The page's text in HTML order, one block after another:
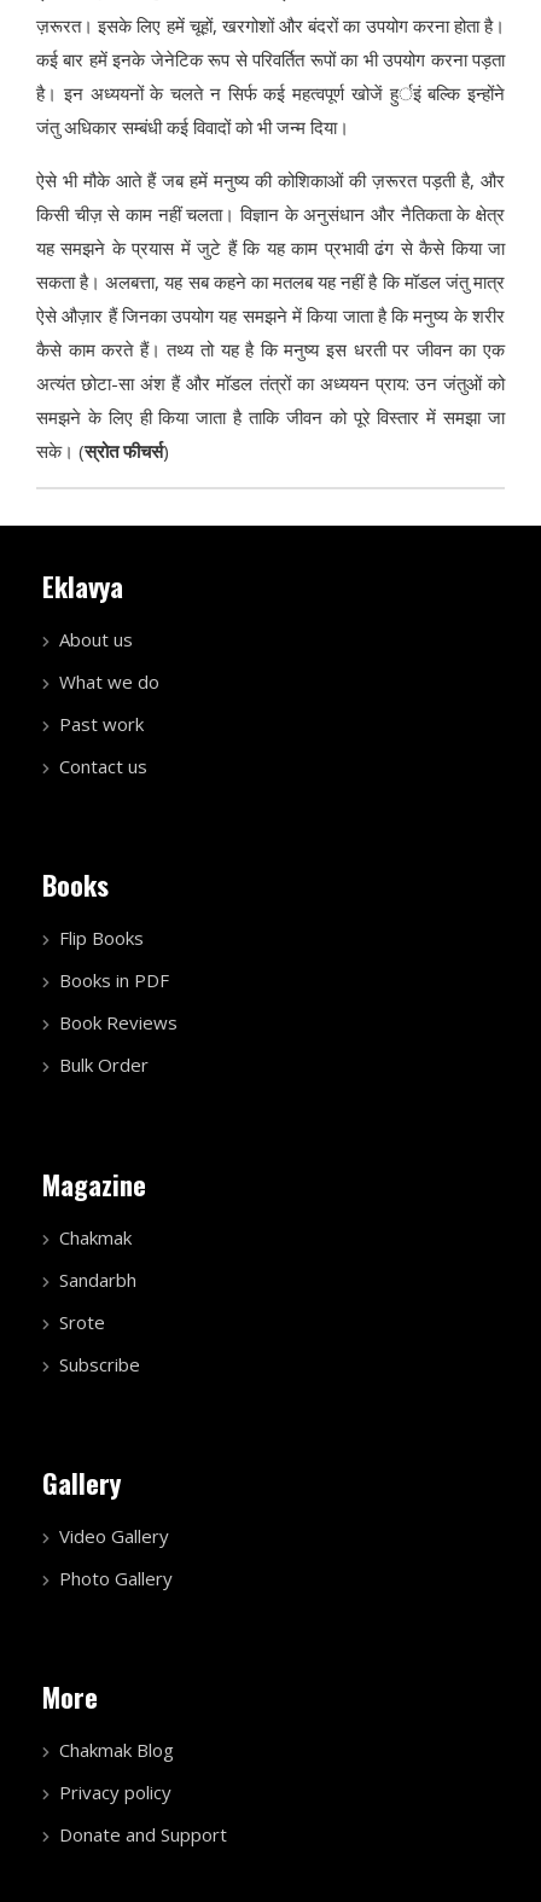
ज़रूरत। इसके लिए हमें चूहों, खरगोशों और बंदरों का उपयोग करना होता है।
कई बार हमें इनके जेनेटिक रूप से परिवर्तित रूपों का भी उपयोग करना पड़ता
है। इन अध्ययनों के चलते न सिर्फ कई महत्वपूर्ण खोजें हुर्इं बल्कि इन्होंने
जंतु अधिकार सम्बंधी कई विवादों को भी जन्म दिया।
ऐसे भी मौके आते हैं जब हमें मनुष्य की कोशिकाओं की ज़रूरत पड़ती है, और
किसी चीज़ से काम नहीं चलता। विज्ञान के अनुसंधान और नैतिकता के क्षेत्र
यह समझने के प्रयास में जुटे हैं कि यह काम प्रभावी ढंग से कैसे किया जा
सकता है। अलबत्ता, यह सब कहने का मतलब यह नहीं है कि मॉडल जंतु मात्र
ऐसे औज़ार हैं जिनका उपयोग यह समझने में किया जाता है कि मनुष्य के शरीर
कैसे काम करते हैं। तथ्य तो यह है कि मनुष्य इस धरती पर जीवन का एक
अत्यंत छोटा-सा अंश हैं और मॉडल तंत्रों का अध्ययन प्राय: उन जंतुओं को
समझने के लिए ही किया जाता है ताकि जीवन को पूरे विस्तार में समझा जा
सके। (स्रोत फीचर्स)
Eklavya
About us
What we do
Past work
Contact us
Books
Flip Books
Books in PDF
Book Reviews
Bulk Order
Magazine
Chakmak
Sandarbh
Srote
Subscribe
Gallery
Video Gallery
Photo Gallery
More
Chakmak Blog
Privacy policy
Donate and Support